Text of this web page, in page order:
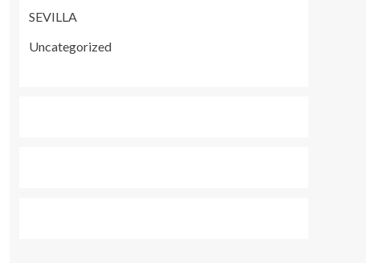
SEVILLA
Uncategorized